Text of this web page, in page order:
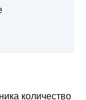
количество